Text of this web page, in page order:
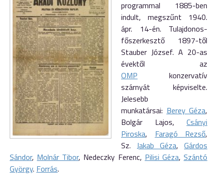
programmal 1885-ben
indult, megszűnt 1940.
ápr. 14-én. Tulajdonos-
főszerkesztő 1897-től
Stauber József. A 20-as
évektől az
OMP konzervatív
szárnyát képviselte.
Jelesebb
munkatársai: Berey Géza,
Bolgár Lajos, Csányi
Piroska, Faragó Rezső,
Sz. Jakab Géza, Gárdos
Sándor, Molnár Tibor, Nedeczky Ferenc, Pilisi Géza,Szántó
György. Forrás.